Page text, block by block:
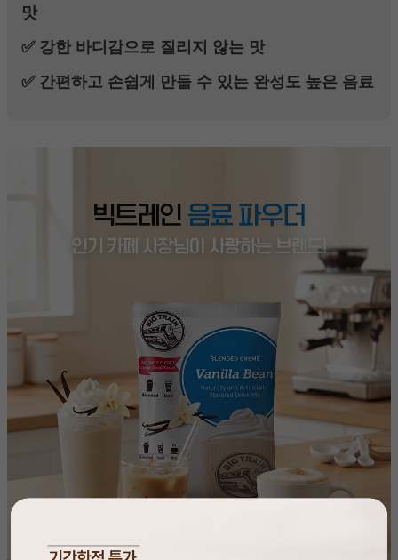
맛
✅ 강한 바디감으로 질리지 않는 맛
✅ 간편하고 손쉽게 만들 수 있는 완성도 높은 음료